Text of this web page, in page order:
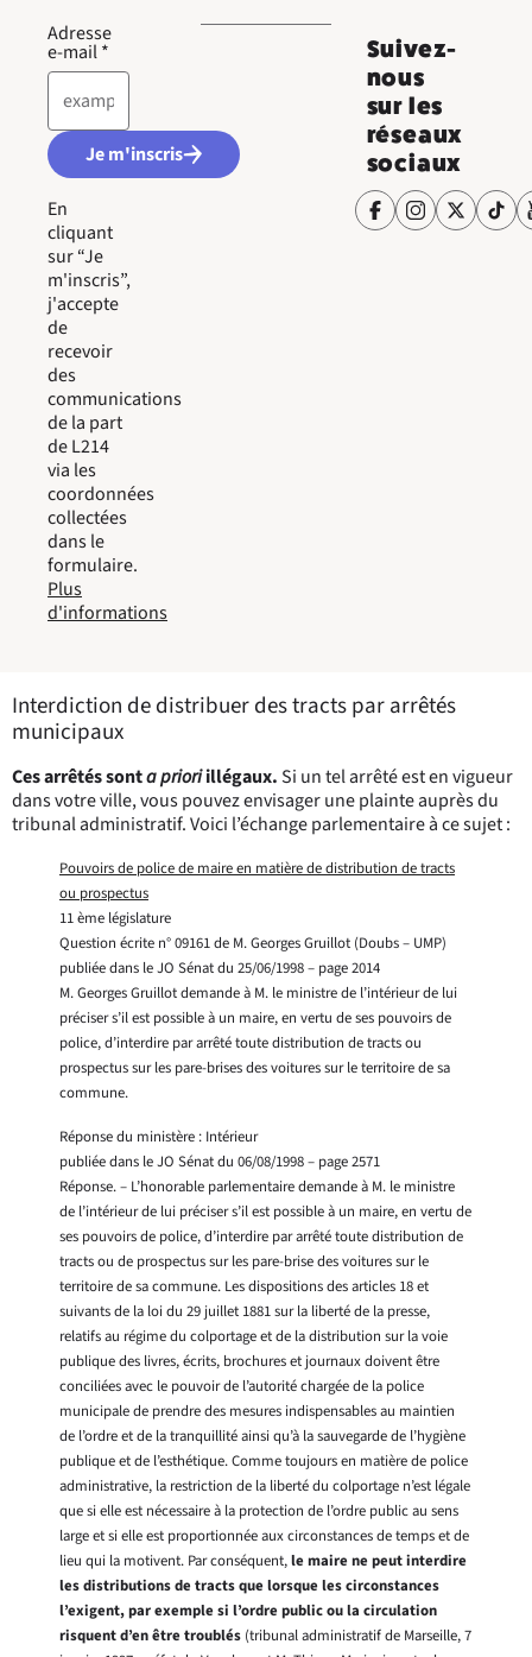
Adresse
e-mail*
Je m'inscris
En
cliquant
sur “Je
m'inscris”,
j'accepte
de
recevoir
des
communications
de la part
de L214
via les
coordonnées
collectées
dans le
formulaire.
Plus
d'informations
Suivez-
nous
sur les
réseaux
sociaux
Interdiction de distribuer des tracts par arrêtés
municipaux
Ces arrêtés sonta prioriillégaux.Si un tel arrêté est en vigueur
dans votre ville, vous pouvez envisager une plainte auprès du
tribunal administratif. Voici l’échange parlementaire à ce sujet :
Pouvoirs de police de maire en matière de distribution de tracts
ou prospectus
11 ème législature
Question écrite n° 09161 de M. Georges Gruillot (Doubs – UMP)
publiée dans le JO Sénat du 25/06/1998 – page 2014
M. Georges Gruillot demande à M. le ministre de l’intérieur de lui
préciser s’il est possible à un maire, en vertu de ses pouvoirs de
police, d’interdire par arrêté toute distribution de tracts ou
prospectus sur les pare-brises des voitures sur le territoire de sa
commune.
Réponse du ministère : Intérieur
publiée dans le JO Sénat du 06/08/1998 – page 2571
Réponse. – L’honorable parlementaire demande à M. le ministre
de l’intérieur de lui préciser s’il est possible à un maire, en vertu de
ses pouvoirs de police, d’interdire par arrêté toute distribution de
tracts ou de prospectus sur les pare-brise des voitures sur le
territoire de sa commune. Les dispositions des articles 18 et
suivants de la loi du 29 juillet 1881 sur la liberté de la presse,
relatifs au régime du colportage et de la distribution sur la voie
publique des livres, écrits, brochures et journaux doivent être
conciliées avec le pouvoir de l’autorité chargée de la police
municipale de prendre des mesures indispensables au maintien
de l’ordre et de la tranquillité ainsi qu’à la sauvegarde de l’hygiène
publique et de l’esthétique. Comme toujours en matière de police
administrative, la restriction de la liberté du colportage n’est légale
que si elle est nécessaire à la protection de l’ordre public au sens
large et si elle est proportionnée aux circonstances de temps et de
lieu qui la motivent. Par conséquent,le maire ne peut interdire
les distributions de tracts que lorsque les circonstances
l’exigent, par exemple si l’ordre public ou la circulation
risquent d’en être troublés (tribunal administratif de Marseille, 7